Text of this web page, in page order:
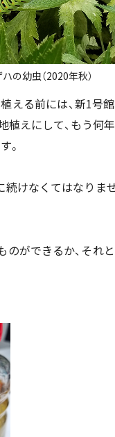
の幼虫（2020年秋）
える前には、新1号
植えにして、もう何
。
けなくてはなりま
のができるか、それ